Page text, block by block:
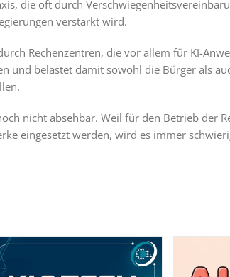
die oft durch
verstärkt wird.
Rechenzentren, die vor allem für KI-
und belastet damit sowohl die Bürger als
nicht absehbar. Weil für den Betrieb der
eingesetzt werden, wird es immer